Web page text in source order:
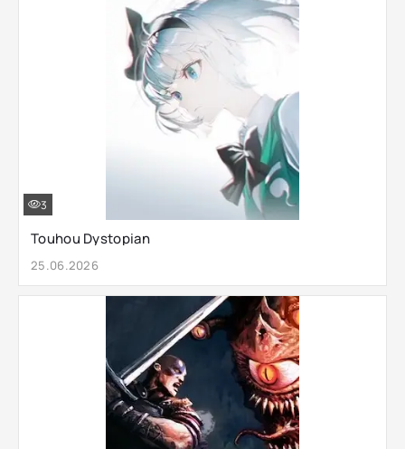
Touhou Dystopian
25.06.2026
3